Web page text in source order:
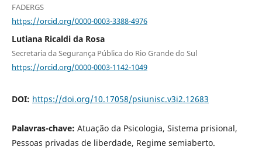
FADERGS
https://orcid.org/0000-0003-3388-4976
Lutiana Ricaldi da Rosa
Secretaria da Segurança Pública do Rio Grande do Sul
https://orcid.org/0000-0003-1142-1049
DOI: https://doi.org/10.17058/psiunisc.v3i2.12683
Palavras-chave: Atuação da Psicologia, Sistema prisional,
Pessoas privadas de liberdade, Regime semiaberto.